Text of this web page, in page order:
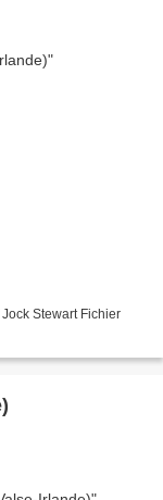
Stewart Fichier